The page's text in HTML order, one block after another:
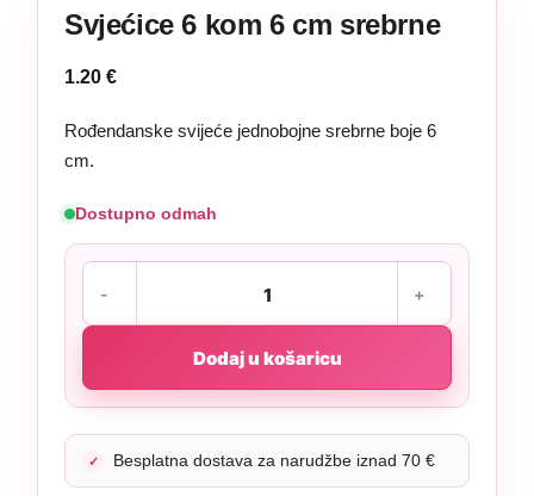
Svjećice 6 kom 6 cm srebrne
1.20 €
Rođendanske svijeće jednobojne srebrne boje 6
cm.
Dostupno odmah
Dodaj u košaricu
Besplatna dostava za narudžbe iznad 70 €